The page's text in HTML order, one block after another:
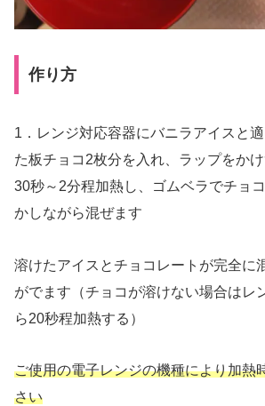
作り方
1．レンジ対応容器にバニラアイスと
た板チョコ2枚分を入れ、ラップをか
30秒～2分程加熱し、ゴムベラでチョ
かしながら混ぜます
溶けたアイスとチョコレートが完全に
がでます（チョコが溶けない場合はレ
ら20秒程加熱する）
ご使用の電子レンジの機種により加熱
さい